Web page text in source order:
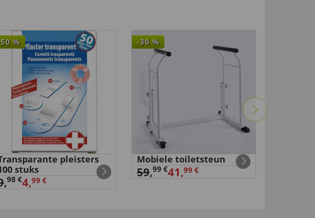
%
pleisters
stuks
,98 €4,99 €
-30 %
Mobiele toiletsteun
59,99 €41,99 €